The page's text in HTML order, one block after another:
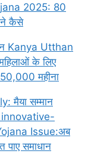
2025: 80
कैसे
Kanya Utthan
के लिए
महीना
मैया सम्मान
innovative-
Issue:अब
समाधान